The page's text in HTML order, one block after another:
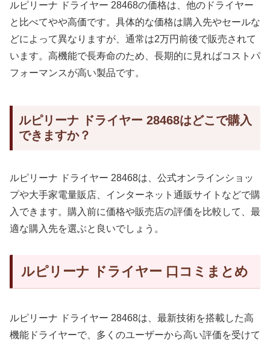
ルピリーナ ドライヤー 28468の価格は、他のドライヤー
と比べてやや高価です。具体的な価格は購入先やセールな
どによって異なりますが、通常は2万円前後で販売されて
います。高機能で長寿命のため、長期的に見ればコストパ
フォーマンスが高い製品です。
ルピリーナ ドライヤー 28468はどこで購入
できますか？
ルピリーナ ドライヤー 28468は、公式オンラインショッ
プや大手家電量販店、インターネット通販サイトなどで購
入できます。購入前に価格や販売店の評価を比較して、最
適な購入先を選ぶと良いでしょう。
ルピリーナ ドライヤー 口コミまとめ
ルピリーナ ドライヤー 28468は、最新技術を搭載した高
機能ドライヤーで、多くのユーザーから高い評価を受けて